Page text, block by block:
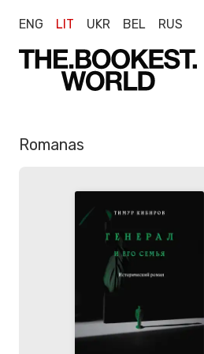
ENG LIT UKR BEL RUS
Romanas